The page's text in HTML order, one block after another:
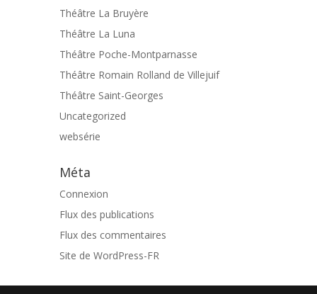
Théâtre La Bruyère
Théâtre La Luna
Théâtre Poche-Montparnasse
Théâtre Romain Rolland de Villejuif
Théâtre Saint-Georges
Uncategorized
websérie
Méta
Connexion
Flux des publications
Flux des commentaires
Site de WordPress-FR